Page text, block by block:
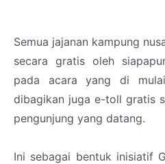
Semua jajanan kampung
secara gratis oleh
pada acara yang di
dibagikan juga e-toll gratis
pengunjung yang datang.
Ini sebagai bentuk inisiatif